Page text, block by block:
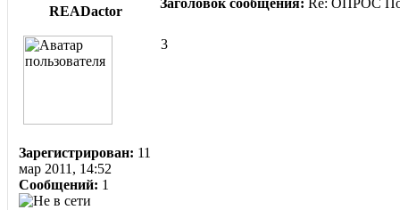
READactor
Зарегистрирован: 11
мар 2011, 14:52
Сообщений: 1
3